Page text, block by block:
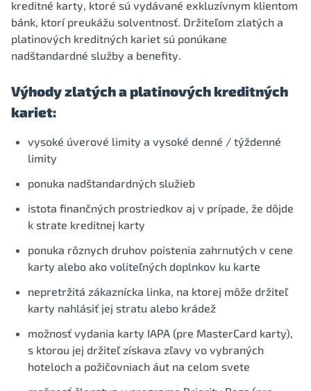
kreditné karty, ktoré sú vydávané exkluzívnym klientom
bánk, ktorí preukážu solventnosť. Držiteľom zlatých a
platinových kreditných kariet sú ponúkane
nadštandardné služby a benefity.
Výhody zlatých a platinových kreditných
kariet:
vysoké úverové limity a vysoké denné / týždenné
limity
ponuka nadštandardných služieb
istota finančných prostriedkov aj v prípade, že dôjde
k strate kreditnej karty
ponuka rôznych druhov poistenia zahrnutých v cene
karty alebo ako voliteľných doplnkov ku karte
nepretržitá zákaznícka linka, na ktorej môže držiteľ
karty nahlásiť jej stratu alebo krádež
možnosť vydania karty IAPA (pre MasterCard karty),
s ktorou jej držiteľ získava zľavy vo vybraných
hoteloch a požičovniach áut na celom svete